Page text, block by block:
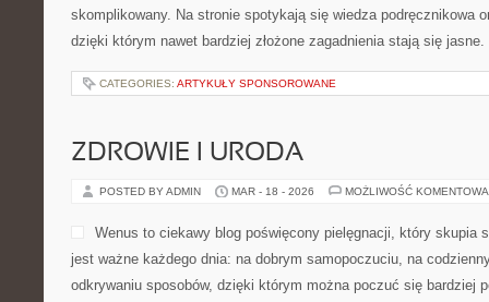
skomplikowany. Na stronie spotykają się wiedza podręcznikowa
dzięki którym nawet bardziej złożone zagadnienia stają się
CATEGORIES: ARTYKUŁY SPONSOROWANE
ZDROWIE I URODA
POSTED BY ADMIN MAR - 18 - 2026 MOŻLIWOŚĆ
Wenus to ciekawy blog poświęcony pielęgnacji, który skupia
jest ważne każdego dnia: na dobrym samopoczuciu, na
odkrywaniu sposobów, dzięki którym można poczuć się bardziej